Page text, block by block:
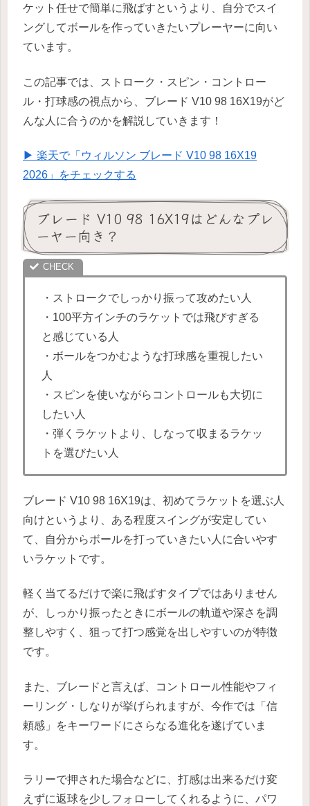
ケット任せで簡単に飛ばすというより、自分でスイ
ングしてボールを作っていきたいプレーヤーに向い
ています。
この記事では、ストローク・スピン・コントロー
ル・打球感の視点から、ブレード V10 98 16X19がど
んな人に合うのかを解説していきます！
▶ 楽天で「ウィルソン ブレード V10 98 16X19
2026」をチェックする
ブレード V10 98 16X19はどんなプレ
ーヤー向き？
・ストロークでしっかり振って攻めたい人
・100平方インチのラケットでは飛びすぎる
と感じている人
・ボールをつかむような打球感を重視したい
人
・スピンを使いながらコントロールも大切に
したい人
・弾くラケットより、しなって収まるラケッ
トを選びたい人
ブレード V10 98 16X19は、初めてラケットを選ぶ人
向けというより、ある程度スイングが安定してい
て、自分からボールを打っていきたい人に合いやす
いラケットです。
軽く当てるだけで楽に飛ばすタイプではありません
が、しっかり振ったときにボールの軌道や深さを調
整しやすく、狙って打つ感覚を出しやすいのが特徴
です。
また、ブレードと言えば、コントロール性能やフィ
ーリング・しなりが挙げられますが、今作では「信
頼感」をキーワードにさらなる進化を遂げていま
す。
ラリーで押された場合などに、打感は出来るだけ変
えずに返球を少しフォローしてくれるように、パワ